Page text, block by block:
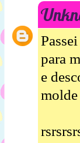
para
e
molde